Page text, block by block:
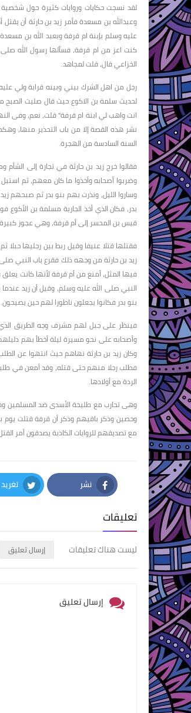
لقد نسجت حكايات وروايات كثيرة حول
وعبدالله بن مسعدة فأمر زيد بن حارثة أن
عليه وسلم بإبنة ام قرفة وبعبد الله بن
كنت اعز من ام قرفة، فسألها رسول الله
الخزاعي قال، قلت لمجاهد.
رجل من اهل الشرك بيني وبينه قرابة ولي
لحديث سلمة بن الاكوع حيث قال صليت
انت واهب لي ابنة ام قرفة" قلت، نعم، وفى
نشر هذه القصة إلا من باب التحذير منها،
السنة السادسة من الهجرة.
فقالوا خرج زيد بن حارثة في تجارة إلى
وضربوا أصحابه وأخذوا ما كان معهم، ثم
وساروا الليل، ونذرت بهم بنو بدر ثم صبحهم
بدر، فكان الذي أخذ الجارية مسلمة بن
قيس بن المحسر إلى أم قرفة، وهي عجوز
فقتلها قتلا عنيفا وقيل ربط بين رجليها
زيد بن حارثة من وجهه ذلك فقرع باب النبي صلى
فيها المثل، أمنع من أم قرفة لأنها كانت
النبي صلى الله عليه وسلم، وقيل أن زيد
بنو بدر فكانوا يجعلون ناطورا لهم حين يصيحون.
فينظر على جبل لهم مشرف وجه الطريق الذي
وأصحابه على نحو مسيرة ليلة أخطأ بهم
وكان زيد بن حارثة نهاهم حيث انتهوا عن
فطلب رجلا منهم حتى قتله، وقد أمعن في
الردة مع أولادها.
وهى تحارب مع طليحة الأسدى ضد المسلمين
وحصين وذكر باقيهم وذكر أن قرفة قتلت يوم
مع تصديقهم للروايات الكاذبة يصدقون أمر
نشر
Facebook
تغريد
Twitter
تعليقات
ليست هناك تعليقات إرسال تعليق
إرسال تعليق